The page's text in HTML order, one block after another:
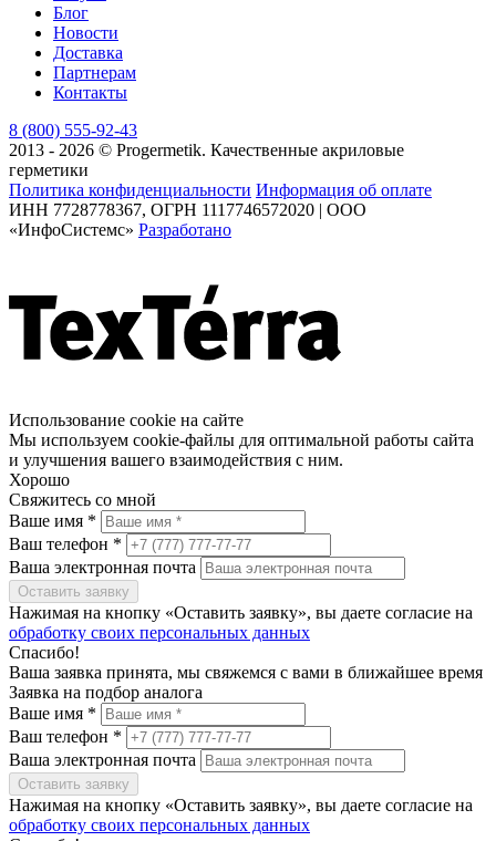
Блог
Новости
Доставка
Партнерам
Контакты
8 (800) 555-92-43
2013 - 2026 © Progermetik. Качественные акриловые
герметики
Политика конфиденциальности Информация об оплате
ИНН 7728778367, ОГРН 1117746572020 | ООО
«ИнфоСистемс» Разработано
Использование cookie на сайте
Мы используем cookie-файлы для оптимальной работы сайта
и улучшения вашего взаимодействия с ним.
Хорошо
Свяжитесь со мной
Ваше имя *
Ваш телефон *
Ваша электронная почта
Оставить заявку
Нажимая на кнопку «Оставить заявку», вы даете согласие на
обработку своих персональных данных
Спасибо!
Ваша заявка принята, мы свяжемся с вами в ближайшее время
Заявка на подбор аналога
Ваше имя *
Ваш телефон *
Ваша электронная почта
Оставить заявку
Нажимая на кнопку «Оставить заявку», вы даете согласие на
обработку своих персональных данных